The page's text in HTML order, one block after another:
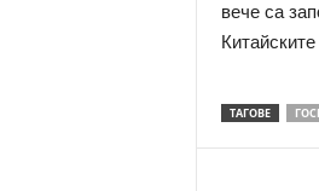
вече са
ТАГОВЕ